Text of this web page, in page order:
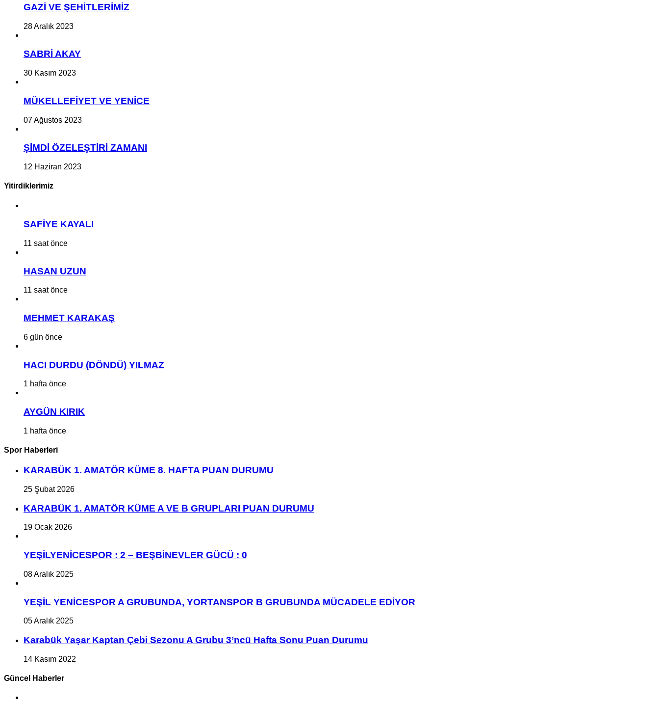
GAZİ VE ŞEHİTLERİMİZ
28 Aralık 2023
SABRİ AKAY
30 Kasım 2023
MÜKELLEFİYET VE YENİCE
07 Ağustos 2023
ŞİMDİ ÖZELEŞTİRİ ZAMANI
12 Haziran 2023
Yitirdiklerimiz
SAFİYE KAYALI
11 saat önce
HASAN UZUN
11 saat önce
MEHMET KARAKAŞ
6 gün önce
HACI DURDU (DÖNDÜ) YILMAZ
1 hafta önce
AYGÜN KIRIK
1 hafta önce
Spor Haberleri
KARABÜK 1. AMATÖR KÜME 8. HAFTA PUAN DURUMU
25 Şubat 2026
KARABÜK 1. AMATÖR KÜME A VE B GRUPLARI PUAN DURUMU
19 Ocak 2026
YEŞİLYENİCESPOR : 2 – BEŞBİNEVLER GÜCÜ : 0
08 Aralık 2025
YEŞİL YENİCESPOR A GRUBUNDA, YORTANSPOR B GRUBUNDA MÜCADELE EDİYOR
05 Aralık 2025
Karabük Yaşar Kaptan Çebi Sezonu A Grubu 3’ncü Hafta Sonu Puan Durumu
14 Kasım 2022
Güncel Haberler